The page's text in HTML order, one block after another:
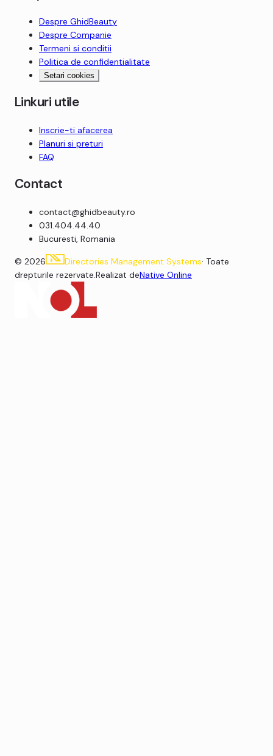
Despre GhidBeauty
Despre Companie
Termeni si conditii
Politica de confidentialitate
Setari cookies
Linkuri utile
Inscrie-ti afacerea
Planuri si preturi
FAQ
Contact
contact@ghidbeauty.ro
031.404.44.40
Bucuresti, Romania
© 2026 Directories Management Systems· Toate
drepturile rezervate. Realizat deNative Online